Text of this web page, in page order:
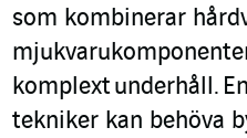
som kombinerar
komplext underhåll.
tekniker kan behöva